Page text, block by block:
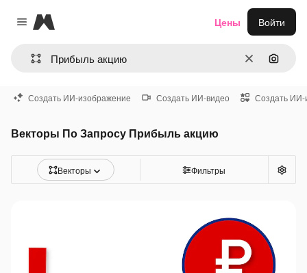
Close menu
Magnific
ОчиститьПоиск
Цены Войти
Создать ИИ-изображение Создать ИИ-видео Создать ИИ-
Векторы По Запросу Прибыль акцию
Векторы Фильтры